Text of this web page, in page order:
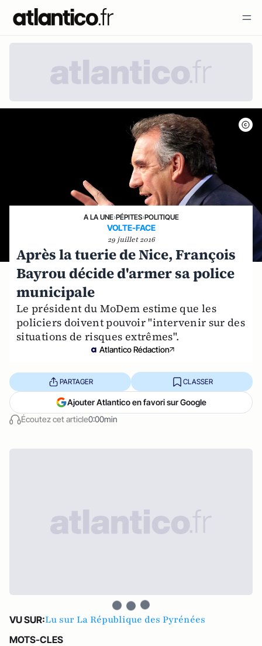
A LA UNE›PÉPITES›POLITIQUE
VOLTE-FACE
29 juillet 2016
Après la tuerie de Nice, François
Bayrou décide d'armer sa police
municipale
Le président du MoDem estime que les
policiers doivent pouvoir "intervenir sur des
situations de risques extrêmes".
Atlantico Rédaction
Écoutez cet article0:00min
PARTAGER CLASSER
Ajouter Atlantico en favori sur Google
VU SUR:Lu sur La République des Pyrénées
MOTS-CLES